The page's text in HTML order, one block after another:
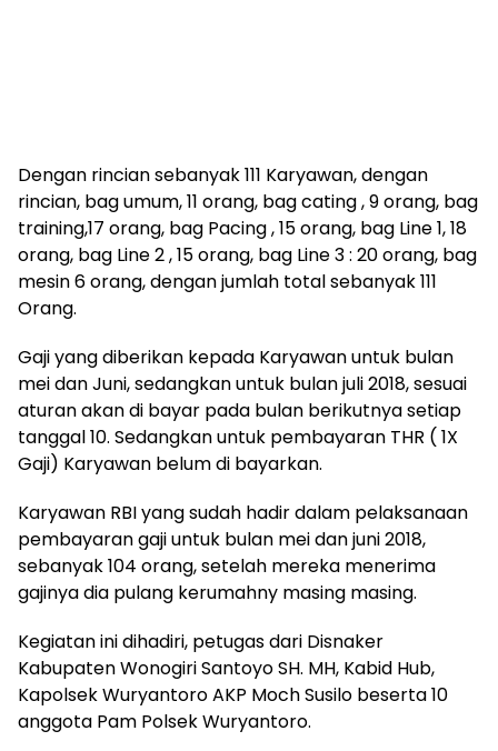
Dengan rincian sebanyak 111 Karyawan, dengan
rincian, bag umum, 11 orang, bag cating , 9 orang, bag
training,17 orang, bag Pacing , 15 orang, bag Line 1, 18
orang, bag Line 2 , 15 orang, bag Line 3 : 20 orang, bag
mesin 6 orang, dengan jumlah total sebanyak 111
Orang.
Gaji yang diberikan kepada Karyawan untuk bulan
mei dan Juni, sedangkan untuk bulan juli 2018, sesuai
aturan akan di bayar pada bulan berikutnya setiap
tanggal 10. Sedangkan untuk pembayaran THR ( 1X
Gaji) Karyawan belum di bayarkan.
Karyawan RBI yang sudah hadir dalam pelaksanaan
pembayaran gaji untuk bulan mei dan juni 2018,
sebanyak 104 orang, setelah mereka menerima
gajinya dia pulang kerumahny masing masing.
Kegiatan ini dihadiri, petugas dari Disnaker
Kabupaten Wonogiri Santoyo SH. MH, Kabid Hub,
Kapolsek Wuryantoro AKP Moch Susilo beserta 10
anggota Pam Polsek Wuryantoro.